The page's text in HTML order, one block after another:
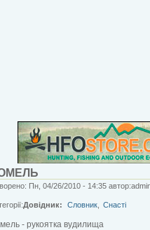
Пн, 04/26/2010 - 14:35
Довідник: Словник Снасті
- рукоятка вудилища